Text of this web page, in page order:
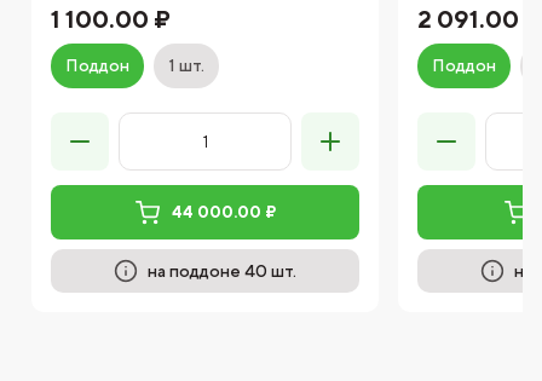
1 100.00 ₽
Поддон 1 шт.
44 000.00 ₽
на поддоне 40 шт.
2 091.00 ₽
Поддон
на